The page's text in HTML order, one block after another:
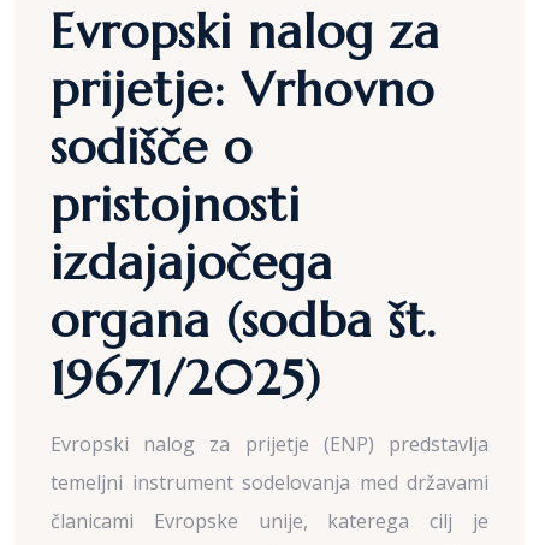
Evropski nalog za
prijetje: Vrhovno
sodišče o
pristojnosti
izdajajočega
organa (sodba št.
19671/2025)
Evropski nalog za prijetje (ENP) predstavlja
temeljni instrument sodelovanja med državami
članicami Evropske unije, katerega cilj je